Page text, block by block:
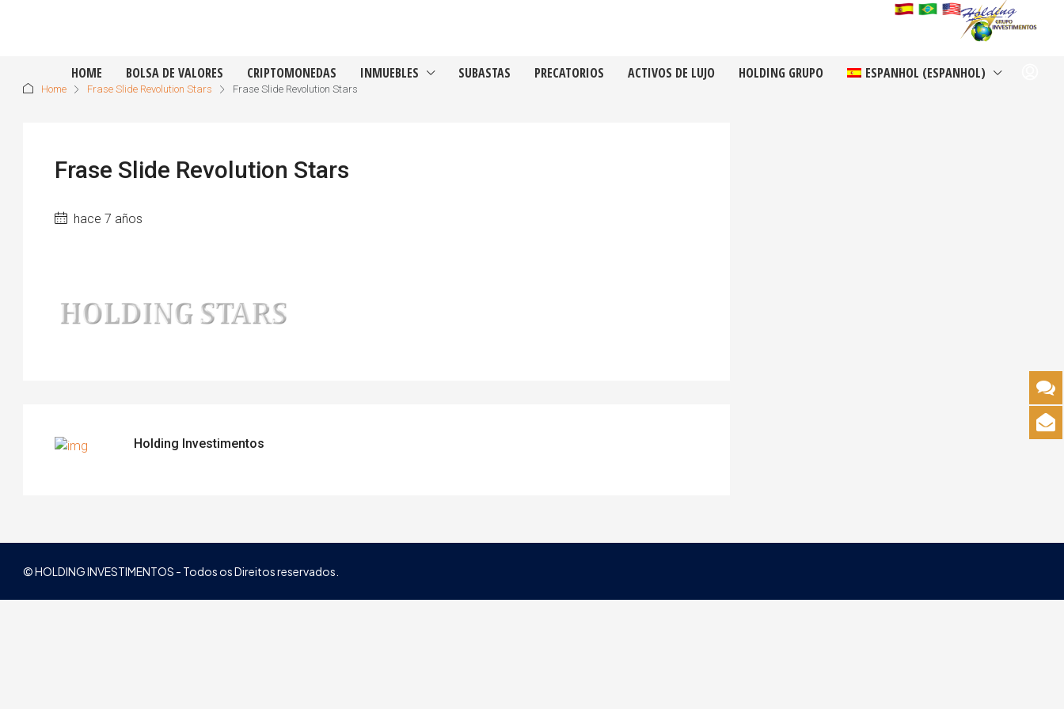
HOME BOLSA DE VALORES CRIPTOMONEDAS INMUEBLES SUBASTAS PRECATORIOS ACTIVOS DE LUJO HOLDING GRUPO ESPANHOL (ESPANHOL)
Home Frase Slide Revolution Stars Frase Slide Revolution Stars
Frase Slide Revolution Stars
hace 7 años
Holding Investimentos
© HOLDING INVESTIMENTOS - Todos os Direitos reservados.